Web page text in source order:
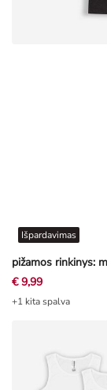
Išpardavimas
€ 9,99
+1 kita spalva